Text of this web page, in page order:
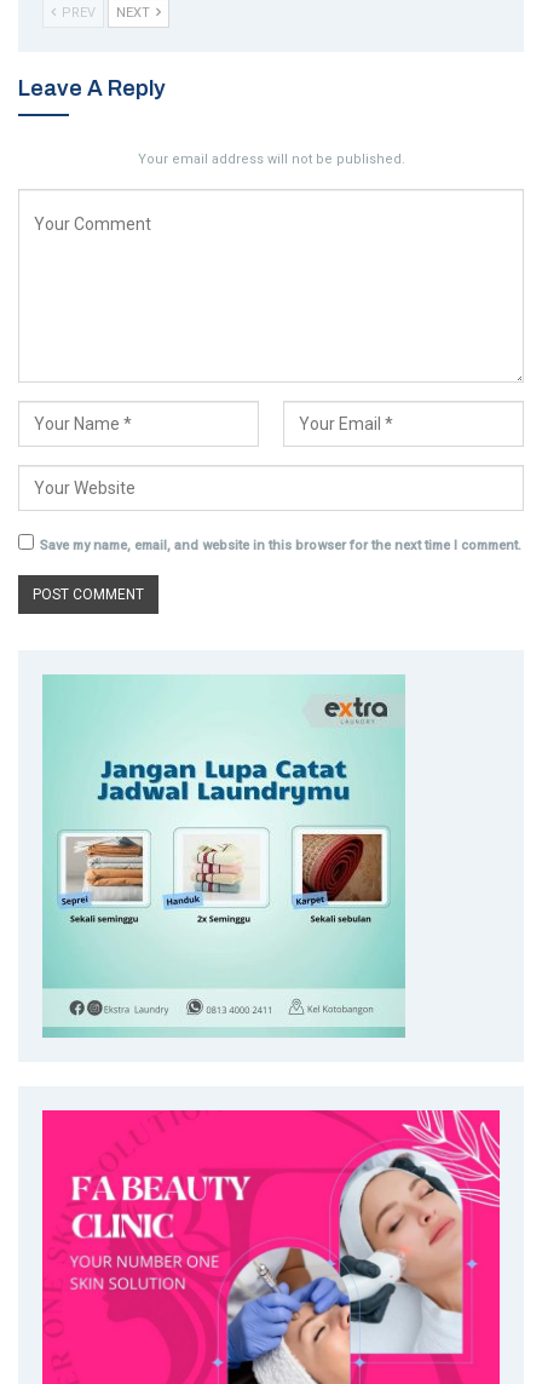
PREV NEXT
Leave A Reply
Your email address will not be published.
Save my name, email, and website in this browser for the next time I comment.